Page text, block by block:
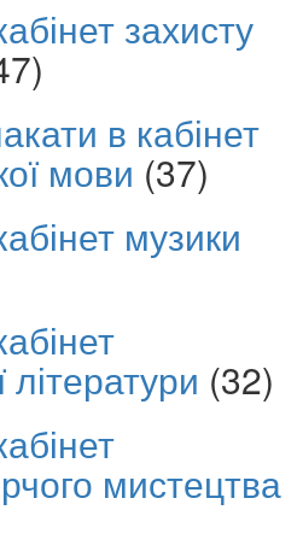
захисту
в кабінет
мови (37)
музики
літератури (32)
мистецтва